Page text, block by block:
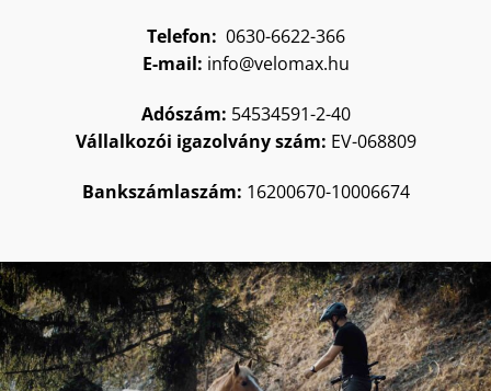
Telefon: 0630-6622-366
E-mail: info@velomax.hu
Adószám: 54534591-2-40
Vállalkozói igazolvány szám: EV-068809
Bankszámlaszám: 16200670-10006674